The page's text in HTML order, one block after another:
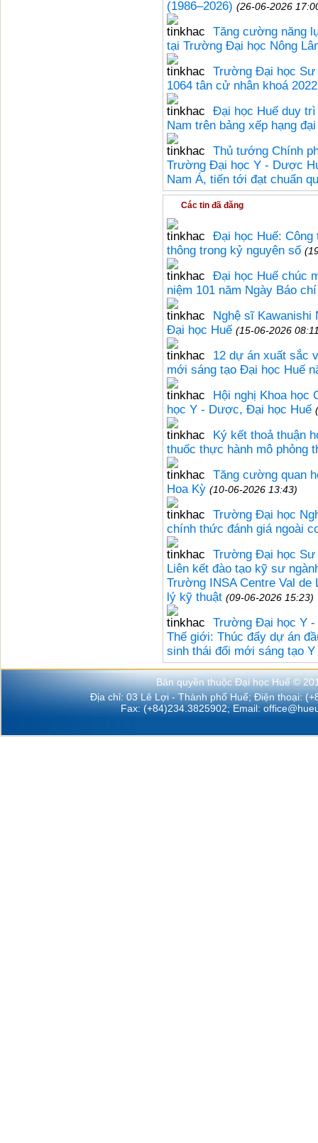
(1986–2026) (26-06-2026
Tăng cường năng
tại Trường Đại học Nông
Trường Đại học Sư
1064 tân cử nhân khoá
Đại học Huế duy
Nam trên bảng xếp hạng
Thủ tướng Chính
Trường Đại học Y - Dược
Nam Á, tiến tới đạt chuẩn
Các tin đã đăng
Đại học Huế: Công
thông trong kỷ nguyên số
Đại học Huế chúc
niệm 101 năm Ngày Báo
Nghệ sĩ Kawanishi
Đại học Huế (15-06-2026
12 dự án xuất sắc
mới sáng tạo Đại học Huế
Hội nghị Khoa học
học Y - Dược, Đại học Huế
Ký kết thoả thuận
thuốc thực hành mô phỏng
Tăng cường quan
Hoa Kỳ (10-06-2026 13:43)
Trường Đại học
chính thức đánh giá ngoài
Trường Đại học Sư
Liên kết đào tạo kỹ sư
Trường INSA Centre Val de
lý kỹ thuật (09-06-2026 15:23)
Trường Đại học Y
Thế giới: Thúc đẩy dự án
sinh thái đổi mới sáng tạo
Bản quyền thuộc Đại học Huế ©
Địa chỉ: 03 Lê Lợi - Thành phố Huế; Điện thoại:
Fax: (+84)234.3825902; Email: